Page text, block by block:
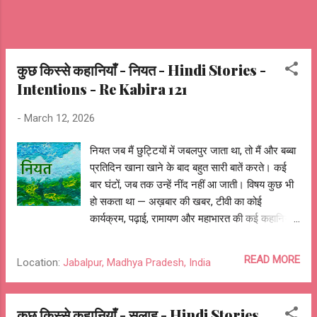
कुछ किस्से कहानियाँ - नियत - Hindi Stories -
Intentions - Re Kabira 121
- March 12, 2026
नियत जब मैं छुट्टियों में जबलपुर जाता था, तो मैं और बब्बा
प्रतिदिन खाना खाने के बाद बहुत सारी बातें करते। कई
बार घंटों, जब तक उन्हें नींद नहीं आ जाती। विषय कुछ भी
हो सकता था — अख़बार की खबर, टीवी का कोई
कार्यक्रम, पढ़ाई, रामायण और महाभारत की कई कहानियाँ,
बब्बा के खाना खत्म करने का इंतज़ार रहता ताकि हम बातें
कर सकें। बब्बा के पास बातों का खज़ाना था और मेरे पास
सवाल का अंबार। कैसे उन्होंने साइकिल, बग्गी और फिर
Location: Jabalpur, Madhya Pradesh, India READ MORE